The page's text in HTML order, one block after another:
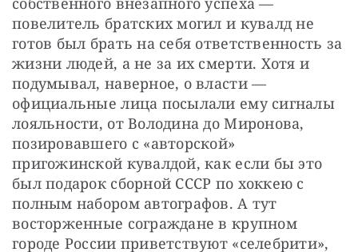
повелитель братских могил и кувалд не
готов был брать на себя ответственность за
жизни людей, а не за их смерти. Хотя и
подумывал, наверное, о власти —
официальные лица посылали ему сигналы
лояльности, от Володина до Миронова,
позировавшего с «авторской»
пригожинской кувалдой, как если бы это
был подарок сборной СССР по хоккею с
полным набором автографов. А тут
восторженные сограждане в крупном
городе России приветствуют «селебрити»,